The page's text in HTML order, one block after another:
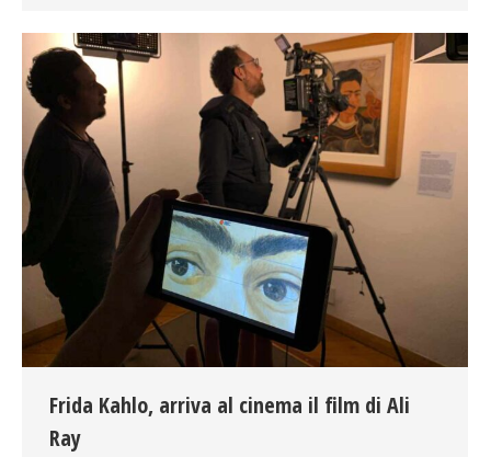
Frida Kahlo, arriva al cinema il film di Ali
Ray